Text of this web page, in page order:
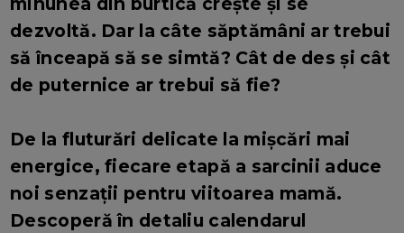
dezvoltă. Dar la câte săptămâni ar trebui
să înceapă să se simtă? Cât de des și cât
de puternice ar trebui să fie?
De la fluturări delicate la mișcări mai
energice, fiecare etapă a sarcinii aduce
noi senzații pentru viitoarea mamă.
Descoperă în detaliu calendarul